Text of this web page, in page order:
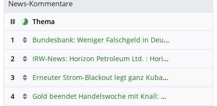
News-Kommentare
PauseThema
1
Bundesbank: Weniger Falschgeld in Deutschland
2 IRW-News: Horizon Petroleum Ltd. : Horizon Petroleum beginnt mit der Testförderung im Projekt Lachowice in Polen und schließt die Platzierung einer überzeichneten Wandelanleihe ab
3 Erneuter Strom-Blackout legt ganz Kuba lahm
4 Gold beendet Handelswoche mit Knall: Barrick Mining – Ist diese Aktie wieder ein Kauf?